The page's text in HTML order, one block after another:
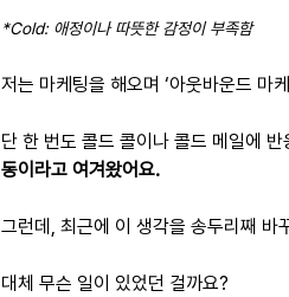
*Cold: 애정이나 따뜻한 감정이 부족함
저는 마케팅을 해오며 ‘아웃바운드 마
단 한 번도 콜드 콜이나 콜드 메일에
동이라고 여겨왔어요.
그런데, 최근에 이 생각을 송두리째 바
대체 무슨 일이 있었던 걸까요?